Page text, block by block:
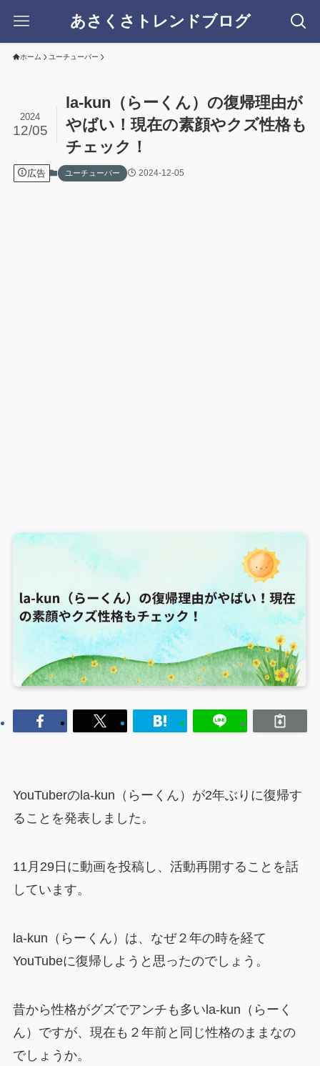
あさくさトレンドブログ
ホーム ユーチューバー
la-kun（らーくん）の復帰理由が
やばい！現在の素顔やクズ性格も
チェック！
2024
12/05
広告 ユーチューバー 2024-12-05
YouTuberのla-kun（らーくん）が2年ぶりに復帰す
ることを発表しました。
11月29日に動画を投稿し、活動再開することを話
しています。
la-kun（らーくん）は、なぜ２年の時を経て
YouTubeに復帰しようと思ったのでしょう。
昔から性格がグズでアンチも多いla-kun（らーく
ん）ですが、現在も２年前と同じ性格のままなの
でしょうか。